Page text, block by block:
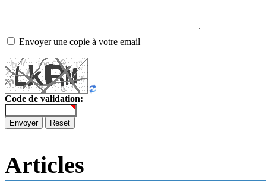
Envoyer une copie à votre email
Code de validation:
Envoyer Reset
Articles